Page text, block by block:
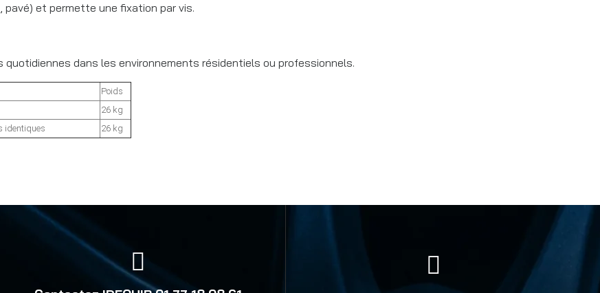
pavé) et permette une fixation par vis.
dans les environnements résidentiels ou professionnels.
Poids
26 kg
identiques 26 kg